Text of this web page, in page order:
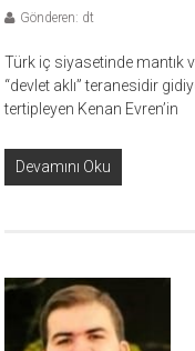
Gönderen: dt
Türk iç siyasetinde mantık
“devlet aklı” teranesidir
tertipleyen Kenan Evren’in
Devamını Oku